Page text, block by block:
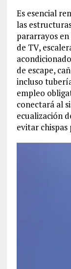
Es esencial
las
pararrayos en
de TV,
de escape,
incluso
empleo
conectará al
ecualización
evitar chispas